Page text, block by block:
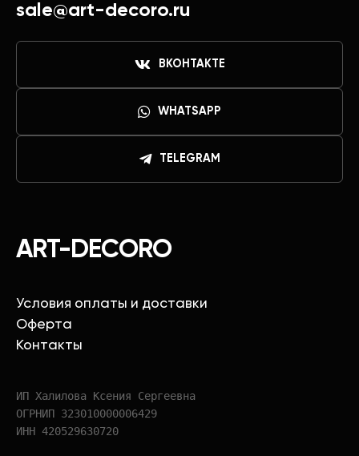
ART-DECORO
Условия оплаты и доставки
Оферта
Контакты
ИП Халилова Ксения Сергеевна
ОГРНИП 323010000006429
ИНН 420529630720
sale@art-decoro.ru
ВКОНТАКТЕ
WHATSAPP
TELEGRAM